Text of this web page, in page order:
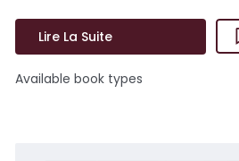
Lire La Suite
Available book types